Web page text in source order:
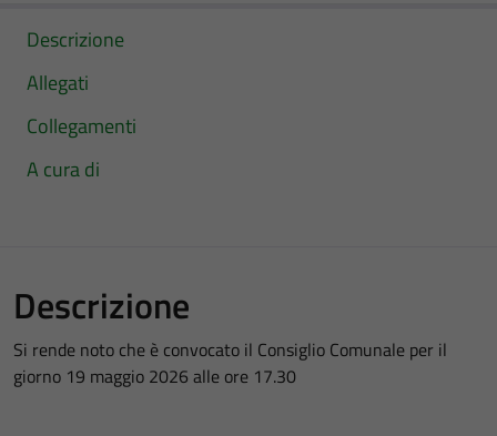
Descrizione
Allegati
Collegamenti
A cura di
Descrizione
Si rende noto che è convocato il Consiglio Comunale per il
giorno 19 maggio 2026 alle ore 17.30